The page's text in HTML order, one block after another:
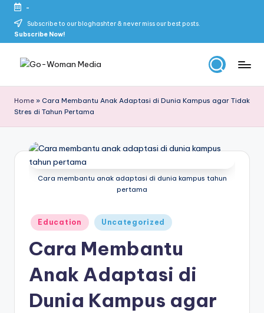
Skip
-
Subscribe to our bloghashter & never miss our best posts.
Subscribe Now!
o
-
W
di
Home » Cara Membantu Anak Adaptasi di Dunia Kampus agar Tidak
Stres di Tahun Pertama
Cara membantu anak adaptasi di dunia kampus tahun
pertama
Posted
in
Education Uncategorized
Cara Membantu
Anak Adaptasi di
Dunia Kampus agar